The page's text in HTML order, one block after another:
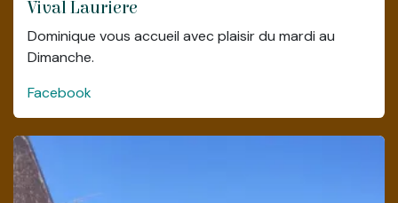
Vival Lauriere
Dominique vous accueil avec plaisir du mardi au
Dimanche.
Facebook
Chambre d'hôte (ouverture en mars